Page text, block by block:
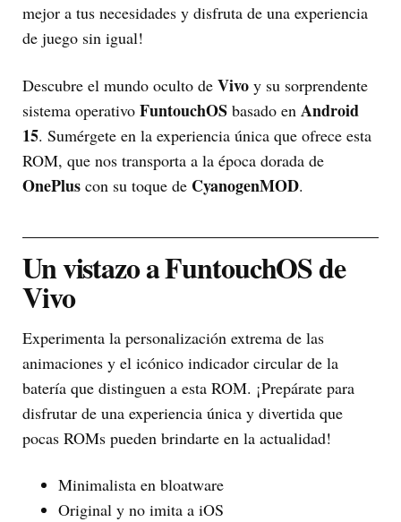
mejor a tus necesidades y disfruta de una experiencia
de juego sin igual!
Descubre el mundo oculto de Vivo y su sorprendente
sistema operativo FuntouchOS basado en Android
15. Sumérgete en la experiencia única que ofrece esta
ROM, que nos transporta a la época dorada de
OnePlus con su toque de CyanogenMOD.
Un vistazo a FuntouchOS de
Vivo
Experimenta la personalización extrema de las
animaciones y el icónico indicador circular de la
batería que distinguen a esta ROM. ¡Prepárate para
disfrutar de una experiencia única y divertida que
pocas ROMs pueden brindarte en la actualidad!
Minimalista en bloatware
Original y no imita a iOS